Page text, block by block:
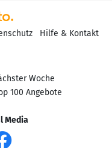
Hilfe & Kontakt
Woche
100 Angebote
Media